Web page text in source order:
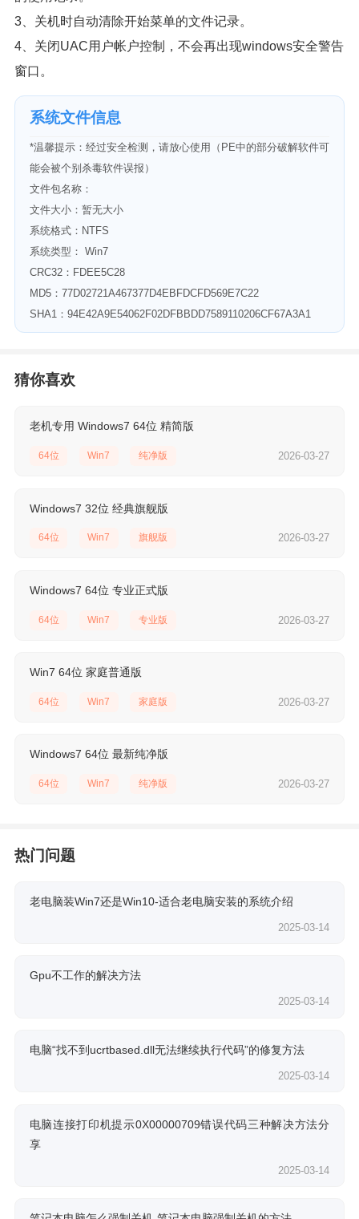
3、关机时自动清除开始菜单的文件记录。
4、关闭UAC用户帐户控制，不会再出现windows安全警告
窗口。
系统文件信息
*温馨提示：经过安全检测，请放心使用（PE中的部分破解软件可
能会被个别杀毒软件误报）
文件包名称：
文件大小：暂无大小
系统格式：NTFS
系统类型： Win7
CRC32：FDEE5C28
MD5：77D02721A467377D4EBFDCFD569E7C22
SHA1：94E42A9E54062F02DFBBDD7589110206CF67A3A1
猜你喜欢
老机专用 Windows7 64位 精简版
64位 Win7 纯净版 2026-03-27
Windows7 32位 经典旗舰版
64位 Win7 旗舰版 2026-03-27
Windows7 64位 专业正式版
64位 Win7 专业版 2026-03-27
Win7 64位 家庭普通版
64位 Win7 家庭版 2026-03-27
Windows7 64位 最新纯净版
64位 Win7 纯净版 2026-03-27
热门问题
老电脑装Win7还是Win10-适合老电脑安装的系统介绍
2025-03-14
Gpu不工作的解决方法
2025-03-14
电脑“找不到ucrtbased.dll无法继续执行代码”的修复方法
2025-03-14
电脑连接打印机提示0X00000709错误代码三种解决方法分
享
2025-03-14